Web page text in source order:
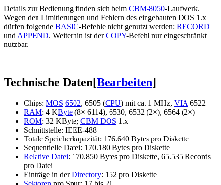
Details zur Bedienung finden sich beim CBM-8050-Laufwerk.
Wegen den Limitierungen und Fehlern des eingebauten DOS 1.x
dürfen folgende BASIC-Befehle nicht genutzt werden: RECORD
und APPEND. Weiterhin ist derCOPY-Befehl nur eingeschränkt
nutzbar.
Technische Daten[Bearbeiten]
Chips: MOS 6502, 6505 (CPU) mit ca. 1 MHz, VIA 6522
RAM: 4 KByte (8× 6114), 6530, 6532 (2×), 6564 (2×)
ROM: 32 KByte; CBM DOS 1.x
Schnittstelle: IEEE-488
Totale Speicherkapazität: 176.640 Bytes pro Diskette
Sequentielle Datei: 170.180 Bytes pro Diskette
Relative Datei: 170.850 Bytes pro Diskette, 65.535 Records
pro Datei
Einträge in derDirectory: 152 pro Diskette
Sektoren pro Spur: 17 bis 21